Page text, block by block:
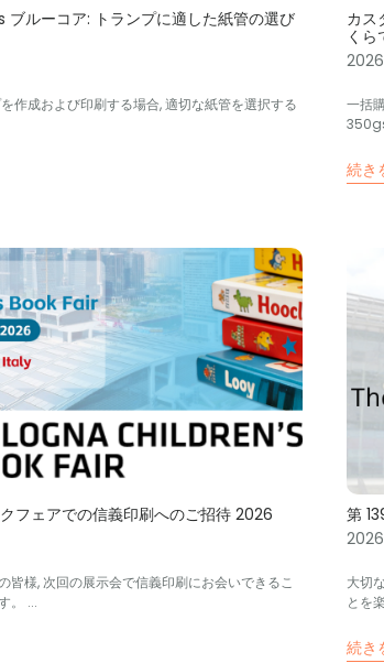
ブルーコア: トランプに適した紙管の選び
作成および印刷する場合, 適切な紙管を選択する
カス
くら
一括
続き
フェアでの信義印刷へのご招待 2026
皆様, 次回の展示会で信義印刷にお会いできるこ
。 ...
第
大切
とを
続き